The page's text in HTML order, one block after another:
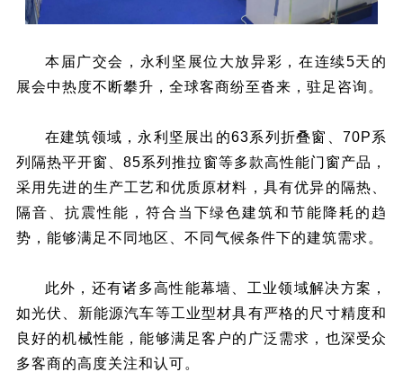
本届广交会，永利坚展位大放异彩，在连续5天的
展会中热度不断攀升，全球客商纷至沓来，驻足咨询。
在建筑领域，永利坚展出的63系列折叠窗、70P系
列隔热平开窗、85系列推拉窗等多款高性能门窗产品，
采用先进的生产工艺和优质原材料，具有优异的隔热、
隔音、抗震性能，符合当下绿色建筑和节能降耗的趋
势，能够满足不同地区、不同气候条件下的建筑需求。
此外，还有诸多高性能幕墙、工业领域解决方案，
如光伏、新能源汽车等工业型材具有严格的尺寸精度和
良好的机械性能，能够满足客户的广泛需求，也深受众
多客商的高度关注和认可。